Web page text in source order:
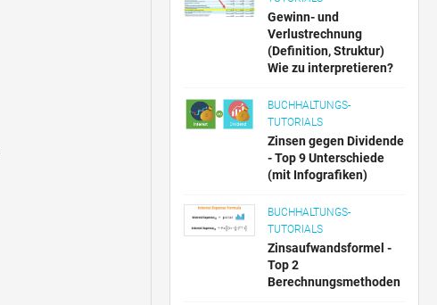
Gewinn- und
Verlustrechnung
(Definition, Struktur)
Wie zu interpretieren?
BUCHHALTUNGS-
TUTORIALS
Zinsen gegen Dividende
- Top 9 Unterschiede
(mit Infografiken)
BUCHHALTUNGS-
TUTORIALS
Zinsaufwandsformel -
Top 2
Berechnungsmethoden